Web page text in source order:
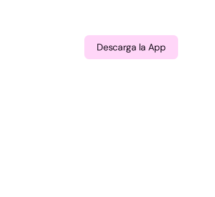
Descarga la App